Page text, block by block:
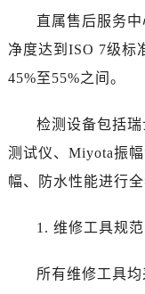
直属售后服务
净度达到ISO 7级标
45%至55%之间。
检测设备包括
测试仪、Miyota振
幅、防水性能进行全
1. 维修工具规范
所有维修工具